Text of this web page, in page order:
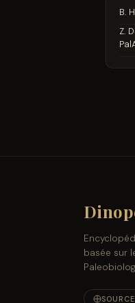
B.
Z.
basée sur